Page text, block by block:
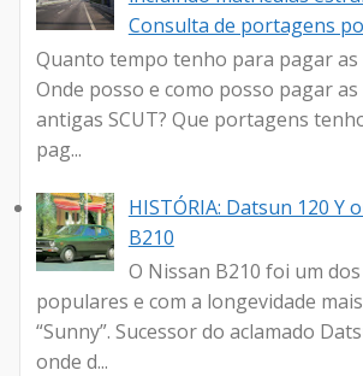
Consulta de portagens
Quanto tempo tenho para pagar as
Onde posso e como posso pagar
antigas SCUT? Que portagens
pag...
HISTÓRIA: Datsun 120 Y
B210
O Nissan B210 foi um
populares e com a longevidade
“Sunny”. Sucessor do aclamado
onde d...